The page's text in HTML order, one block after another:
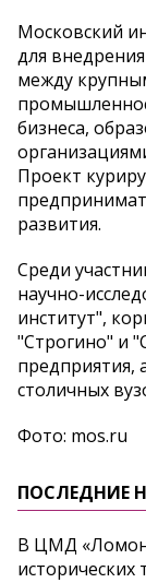
Московский
для
между
бизнеса,
Проект
развития.
Среди
научно-
институт",
"Строгино" и
предприятия,
столичных
Фото: mos.ru
ПОСЛЕДНИЕ
В ЦМД
исторических